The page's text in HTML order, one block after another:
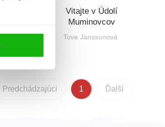
Vitajte v Údolí
Muminovcov
Tove Janssonová
Predchádzajúci 1 Ďalší